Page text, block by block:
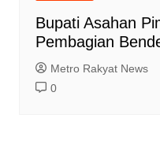
Bupati Asahan
Pembagian
Metro Rakyat News
0